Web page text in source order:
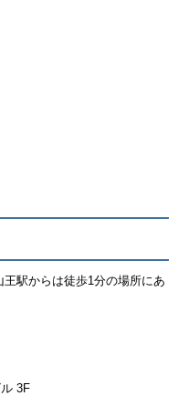
駅からは徒歩1分の場所にあ
3F